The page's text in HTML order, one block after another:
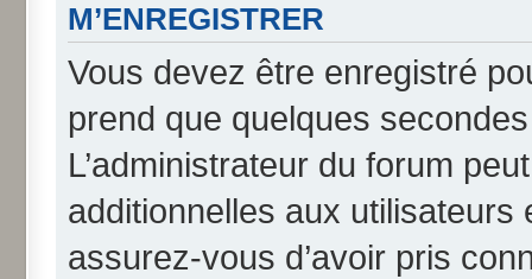
M’ENREGISTRER
Vous devez être enregistré
prend que quelques
L’administrateur du forum
additionnelles aux
assurez-vous d’avoir pris